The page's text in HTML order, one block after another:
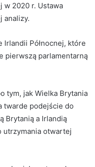
w 2020 r. Ustawa
analizy.
Irlandii Północnej, które
pierwszą parlamentarną
tym, jak Wielka Brytania
twarde podejście do
Brytanią a Irlandią
utrzymania otwartej